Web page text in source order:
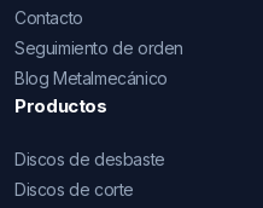
Contacto
Seguimiento de orden
Blog Metalmecánico
Productos
Discos de desbaste
Discos de corte